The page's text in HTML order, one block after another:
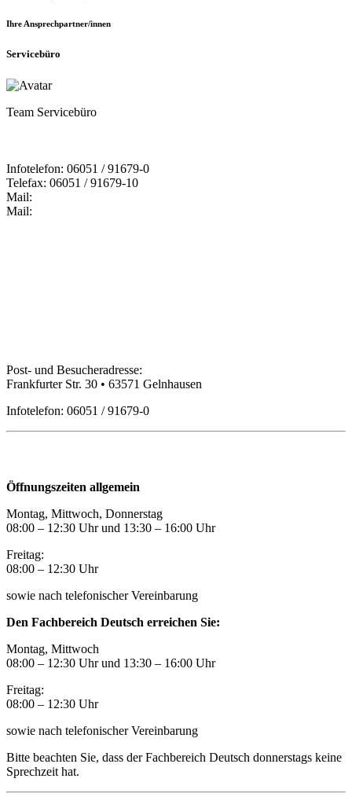
Ihre Ansprechpartner/innen
Servicebüro
Team Servicebüro
Infotelefon: 06051 / 91679-0
Telefax: 06051 / 91679-10
Mail:
Mail:
Post- und Besucheradresse:
Frankfurter Str. 30 • 63571 Gelnhausen
Infotelefon: 06051 / 91679-0
Öffnungszeiten allgemein
Montag, Mittwoch, Donnerstag
08:00 – 12:30 Uhr und 13:30 – 16:00 Uhr
Freitag:
08:00 – 12:30 Uhr
sowie nach telefonischer Vereinbarung
Den Fachbereich Deutsch erreichen Sie:
Montag, Mittwoch
08:00 – 12:30 Uhr und 13:30 – 16:00 Uhr
Freitag:
08:00 – 12:30 Uhr
sowie nach telefonischer Vereinbarung
Bitte beachten Sie, dass der Fachbereich Deutsch donnerstags keine
Sprechzeit hat.